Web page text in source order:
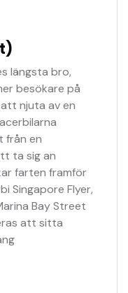
längsta bro,
besökare på
njuta av en
från en
ta sig an
farten framför
Singapore Flyer,
Bay Street
att sitta